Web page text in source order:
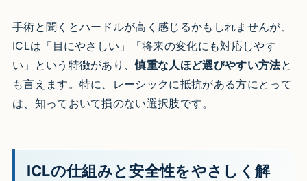
手術と聞くとハードルが高く感じるかもしれませんが、
ICLは「目にやさしい」「将来の変化にも対応しやす
い」という特徴があり、慎重な人ほど選びやすい方法と
も言えます。特に、レーシックに抵抗がある方にとって
は、知っておいて損のない選択肢です。
ICLの仕組みと安全性をやさしく解